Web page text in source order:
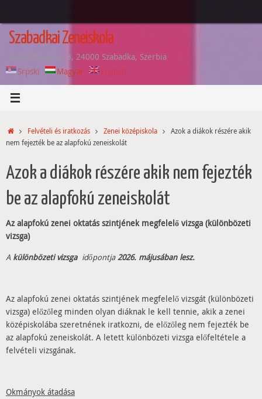
tartalomra
Szabadkai Zeneiskola
Strossmayer u. 3, 24000 Szabadka, Szerbia
Srpski
Magyar English
HomeFelvételi és iratkozás Zenei középiskola
Azok a diákok részére akik
nem fejezték be az alapfokú zeneiskolát
Azok a diákok részére akik nem fejezték
be az alapfokú zeneiskolát
Az alapfokú zenei oktatás szintjének megfelelő vizsga (különbözeti
vizsga)
A különbözeti vizsgaidőpontja 2026. májusában lesz.
Az alapfokú zenei oktatás szintjének megfelelő vizsgát (különbözeti
vizsga) előzőleg minden olyan diáknak le kell tennie, akik a zenei
középiskolába szeretnének iratkozni, de előzőleg nem fejezték be
az alapfokú zeneiskolát. A letett különbözeti vizsga előfeltétele a
felvételi vizsgának.
Okmányok átadása